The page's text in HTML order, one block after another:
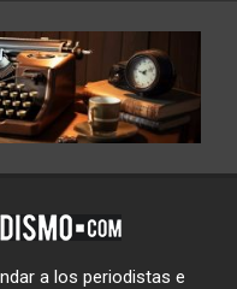
a los periodistas e